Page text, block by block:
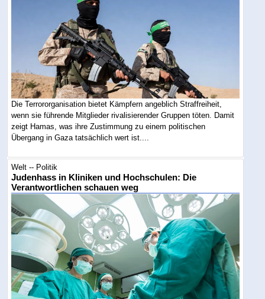
Die Terrororganisation bietet Kämpfern angeblich Straffreiheit,
wenn sie führende Mitglieder rivalisierender Gruppen töten. Damit
zeigt Hamas, was ihre Zustimmung zu einem politischen
Übergang in Gaza tatsächlich wert ist....
Welt -- Politik
Judenhass in Kliniken und Hochschulen: Die
Verantwortlichen schauen weg